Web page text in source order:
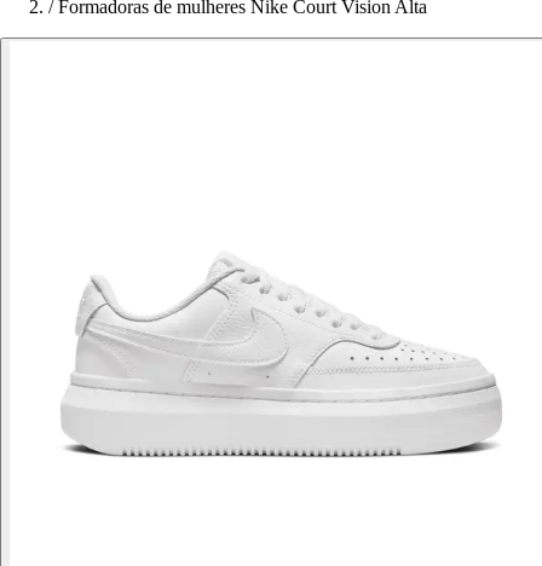
/ Formadoras de mulheres Nike Court Vision Alta